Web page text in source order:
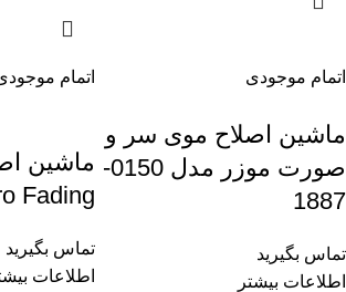
اتمام موجودی
ماشین اصلاح موی سر و
صورت موزر مدل 0150-
1887
تماس بگیرید
اطلاعات بیشتر
اتمام
ماشین
Fading
تماس بگیرید
اطلاعات